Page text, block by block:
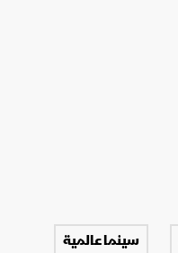
سينما عالمية